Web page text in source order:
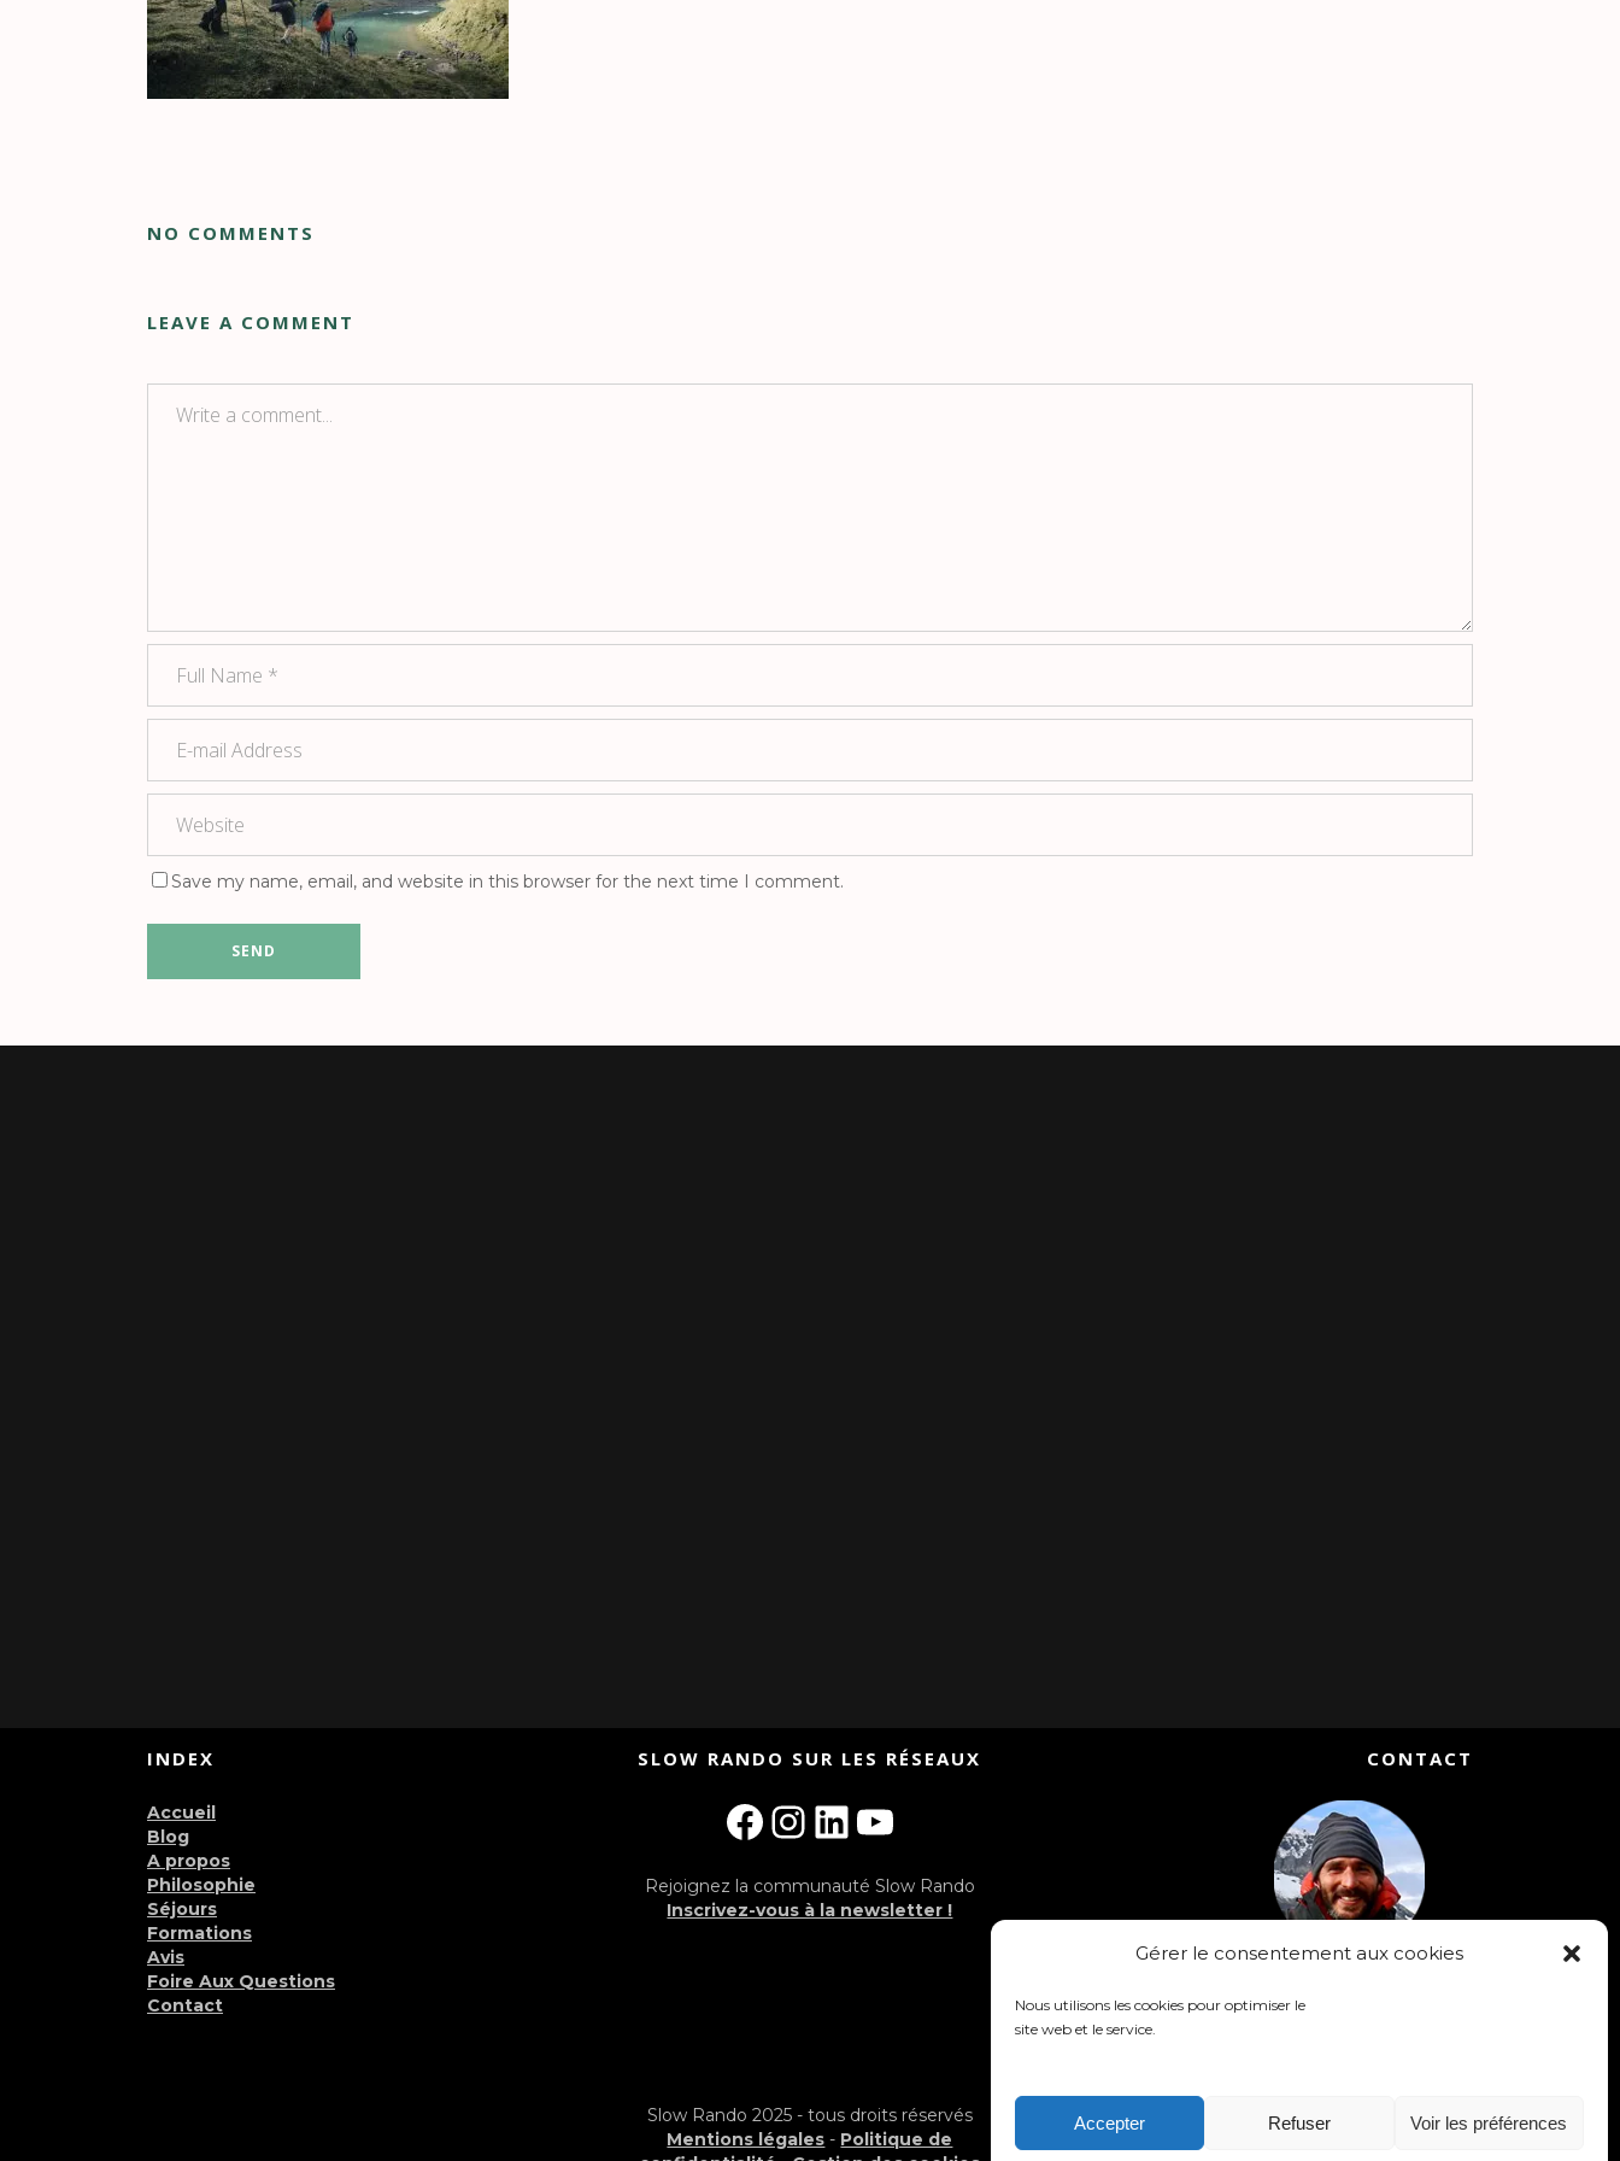
Gérer le consentement aux cookies
Nous utilisons les cookies pour optimiser le
site web et le service.
Accepter Refuser Voir les préférences
NO COMMENTS
LEAVE A COMMENT
Save my name, email, and website in this browser for the next time I comment.
INDEX
Accueil
Blog
A propos
Philosophie
Séjours
Formations
Avis
Foire Aux Questions
Contact
SLOW RANDO SUR LES RÉSEAUX
Facebook
Instagram
LinkedIn
YouTube
Rejoignez la communauté Slow Rando
Inscrivez-vous à la newsletter !
Slow Rando 2025 - tous droits réservés
Mentions légales - Politique de
CONTACT
Accompagnateur en Montagne